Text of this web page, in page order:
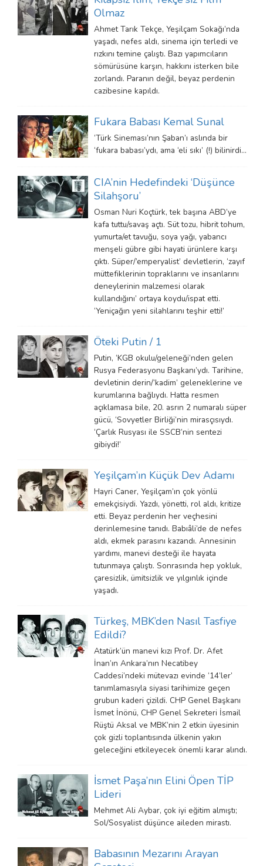
Olmaz
Ahmet Tarık Tekçe, Yeşilçam Sokağı’nda
yaşadı, nefes aldı, sinema için terledi ve
rızkını temine çalıştı. Bazı yapımcıların
sömürüsüne karşın, hakkını isterken bile
zorlandı. Paranın değil, beyaz perdenin
cazibesine kapıldı.
Fukara Babası Kemal Sunal
‘Türk Sineması’nın Şaban’ı aslında bir
‘fukara babası’ydı, ama ‘eli sıkı’ (!) bilinirdi…
CIA’nin Hedefindeki ‘Düşünce
Silahşoru’
Osman Nuri Koçtürk, tek başına ABD’ye
kafa tuttu/savaş açtı. Süt tozu, hibrit tohum,
yumurta/et tavuğu, soya yağı, yabancı
menşeli gübre gibi hayati ürünlere karşı
çıktı. Süper/’emperyalist’ devletlerin, ‘zayıf
müttefiklerinin topraklarını ve insanlarını
deneylerinin malzemesi olarak
kullandığını’ ortaya koydu/ispat etti.
‘Yeniçağın yeni silahlarını teşhir etti!’
Öteki Putin / 1
Putin, ‘KGB okulu/geleneği’nden gelen
Rusya Federasyonu Başkanı’ydı. Tarihine,
devletinin derin/‘kadim’ geleneklerine ve
kurumlarına bağlıydı. Hatta resmen
açıklamasa bile, 20. asrın 2 numaralı süper
gücü, ‘Sovyetler Birliği’nin mirasçısıydı.
‘Çarlık Rusyası ile SSCB’nin sentezi
gibiydi!’
Yeşilçam’ın Küçük Dev Adamı
Hayri Caner, Yeşilçam’ın çok yönlü
emekçisiydi. Yazdı, yönetti, rol aldı, kritize
etti. Beyaz perdenin her veçhesini
derinlemesine tanıdı. Babıâli’de de nefes
aldı, ekmek parasını kazandı. Annesinin
yardımı, manevi desteği ile hayata
tutunmaya çalıştı. Sonrasında hep yokluk,
çaresizlik, ümitsizlik ve yılgınlık içinde
yaşadı.
Türkeş, MBK’den Nasıl Tasfiye
Edildi?
Atatürk’ün manevi kızı Prof. Dr. Afet
İnan’ın Ankara’nın Necatibey
Caddesi’ndeki mütevazı evinde ‘14’ler’
tanımlamasıyla siyasi tarihimize geçen
grubun kaderi çizildi. CHP Genel Başkanı
İsmet İnönü, CHP Genel Sekreteri İsmail
Rüştü Aksal ve MBK’nin 2 etkin üyesinin
çok gizli toplantısında ülkenin yakın
geleceğini etkileyecek önemli karar alındı.
İsmet Paşa’nın Elini Öpen TİP
Lideri
Mehmet Ali Aybar, çok iyi eğitim almıştı;
Sol/Sosyalist düşünce aileden mirastı.
Babasının Mezarını Arayan